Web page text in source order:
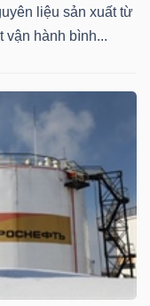
liệu sản xuất từ
vận hành bình...